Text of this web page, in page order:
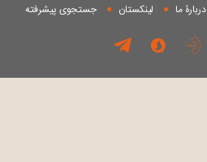
دربارۀ ما لینکستان جستجوی پيشرفته